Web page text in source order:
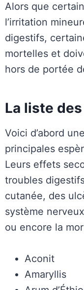
Alors que
l’irritation
digestifs,
mortelles et
hors de portée
La liste
Voici d’abord
principales
Leurs effets
troubles
cutanée, des
système
ou encore la
Aconit
Amaryllis